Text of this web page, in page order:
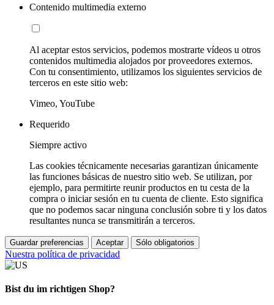
Contenido multimedia externo
Al aceptar estos servicios, podemos mostrarte vídeos u otros
contenidos multimedia alojados por proveedores externos.
Con tu consentimiento, utilizamos los siguientes servicios de
terceros en este sitio web:
Vimeo, YouTube
Requerido
Siempre activo
Las cookies técnicamente necesarias garantizan únicamente
las funciones básicas de nuestro sitio web. Se utilizan, por
ejemplo, para permitirte reunir productos en tu cesta de la
compra o iniciar sesión en tu cuenta de cliente. Esto significa
que no podemos sacar ninguna conclusión sobre ti y los datos
resultantes nunca se transmitirán a terceros.
Guardar preferencias Aceptar Sólo obligatorios
Nuestra política de privacidad
Bist du im richtigen Shop?